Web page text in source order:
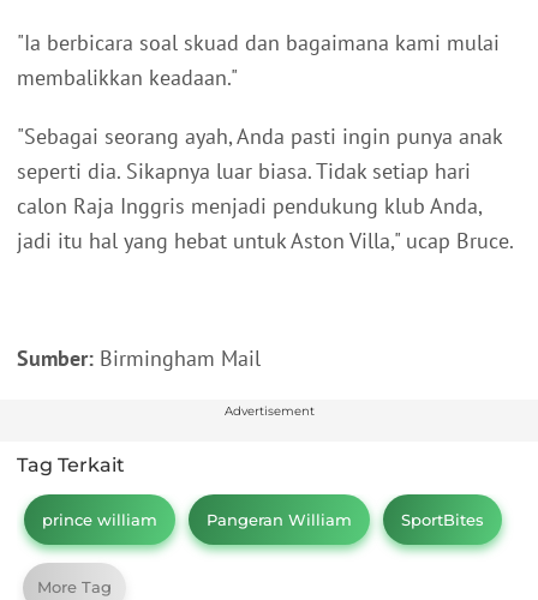
"Ia berbicara soal skuad dan bagaimana kami mulai
membalikkan keadaan."
"Sebagai seorang ayah, Anda pasti ingin punya anak
seperti dia. Sikapnya luar biasa. Tidak setiap hari
calon Raja Inggris menjadi pendukung klub Anda,
jadi itu hal yang hebat untuk Aston Villa," ucap Bruce.
Sumber: Birmingham Mail
Advertisement
Tag Terkait
prince william Pangeran William SportBites
More Tag